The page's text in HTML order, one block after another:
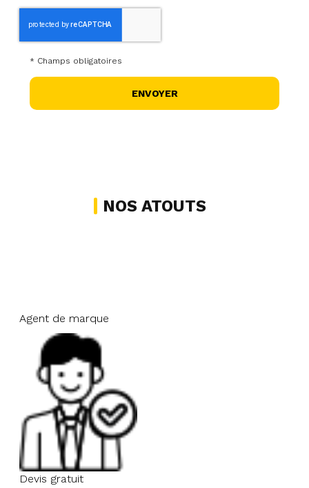
* Champs obligatoires
NOS ATOUTS
Agent de marque
Devis gratuit